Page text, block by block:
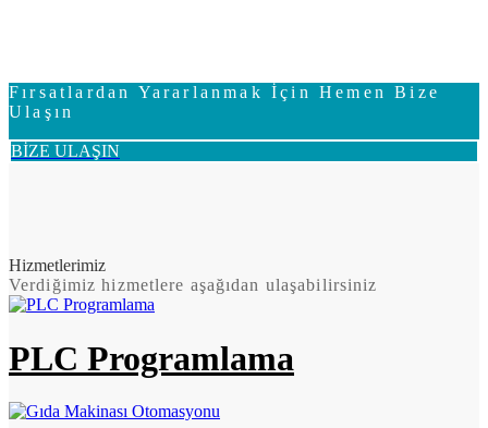
Fırsatlardan Yararlanmak İçin Hemen Bize
Ulaşın
BİZE ULAŞIN
Hizmetlerimiz
Verdiğimiz hizmetlere aşağıdan ulaşabilirsiniz
PLC Programlama